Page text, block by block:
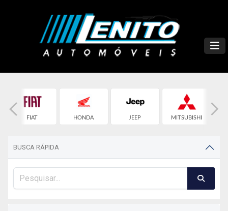
FIAT HONDA JEEP MITSUBISHI
BUSCA RÁPIDA